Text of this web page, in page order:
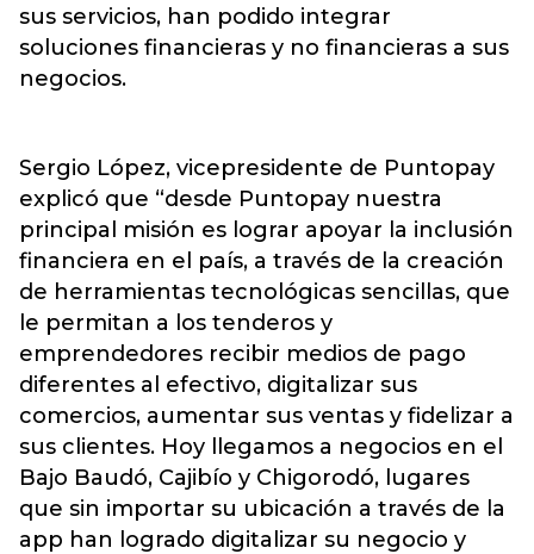
sus servicios, han podido integrar
soluciones financieras y no financieras a sus
negocios.
Sergio López, vicepresidente de Puntopay
explicó que “desde Puntopay nuestra
principal misión es lograr apoyar la inclusión
financiera en el país, a través de la creación
de herramientas tecnológicas sencillas, que
le permitan a los tenderos y
emprendedores recibir medios de pago
diferentes al efectivo, digitalizar sus
comercios, aumentar sus ventas y fidelizar a
sus clientes. Hoy llegamos a negocios en el
Bajo Baudó, Cajibío y Chigorodó, lugares
que sin importar su ubicación a través de la
app han logrado digitalizar su negocio y